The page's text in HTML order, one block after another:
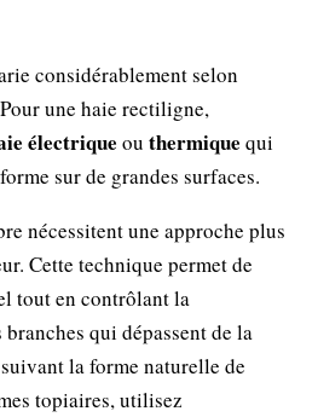
considérablement selon
une haie rectiligne,
électrique outhermique qui
sur de grandes surfaces.
nécessitent une approche plus
Cette technique permet de
tout en contrôlant la
qui dépassent de la
la forme naturelle de
topiaires, utilisez